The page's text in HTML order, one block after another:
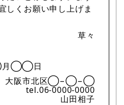
しくお願い申し上げま
草々
◯◯日
大阪市北区◯−◯−◯
tel.06-0000-0000
山田相子